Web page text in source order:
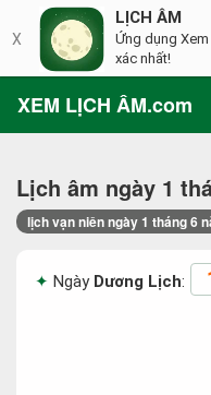
XEM LỊCH ÂM.com
Lịch âm ngày 1
lịch vạn niên ngày 1 tháng 6
Ngày Dương Lịch:
X
LỊCH ÂM
Ứng dụng
xác nhất!